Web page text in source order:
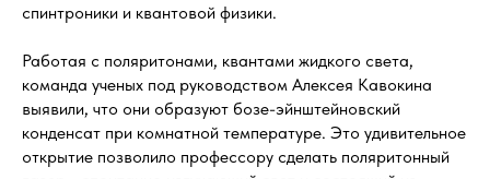
спинтроники и квантовой физики.
Работая с поляритонами, квантами жидкого света,
команда ученых под руководством Алексея Кавокина
выявили, что они образуют бозе-эйнштейновский
конденсат при комнатной температуре. Это удивительное
открытие позволило профессору сделать поляритонный